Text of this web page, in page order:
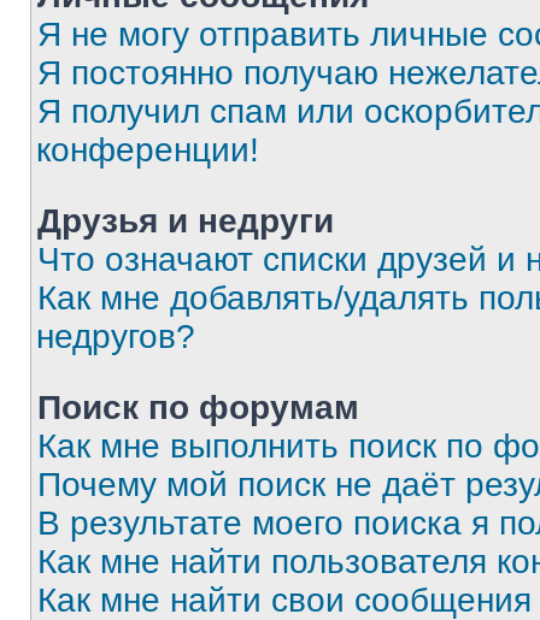
Я не могу отправить личные
Я постоянно получаю
Я получил спам или
конференции!
Друзья и недруги
Что означают списки друзей и
Как мне добавлять/удалять
недругов?
Поиск по форумам
Как мне выполнить поиск по
Почему мой поиск не даёт
В результате моего поиска я
Как мне найти пользователя
Как мне найти свои